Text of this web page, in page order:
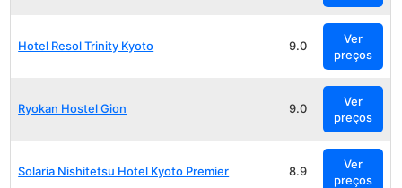
Hotel Resol Trinity Kyoto 9.0
Ver
preços
Ryokan Hostel Gion 9.0
Ver
preços
Solaria Nishitetsu Hotel Kyoto Premier 8.9
Ver
preços